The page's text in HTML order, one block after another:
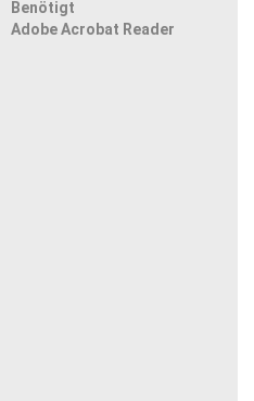
Benötigt
Adobe Acrobat Reader